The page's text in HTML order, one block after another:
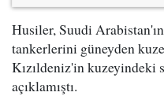
Husiler, Suudi
tankerlerini güneyden
Kızıldeniz'in kuzeyindeki
açıklamıştı.